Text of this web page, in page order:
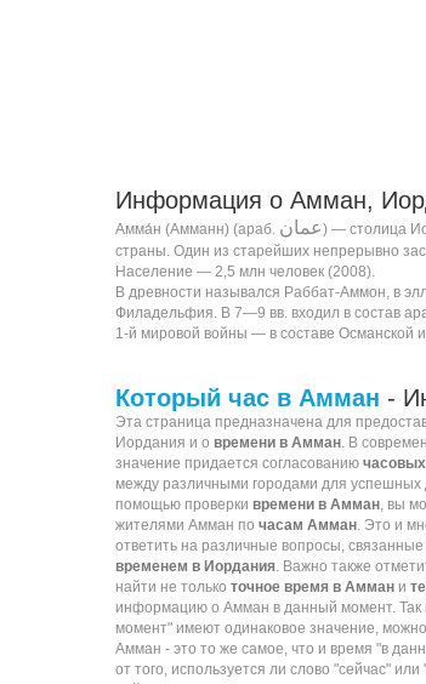
Информация о Амман,
Амма́н (Амманн) (араб. عمان‎‎) — столица
страны. Один из старейших непрерывно
Население — 2,5 млн человек (2008).
В древности назывался Раббат-Аммон, в
Филадельфия. В 7—9 вв. входил в состав
1-й мировой войны — в составе Османской
Который час в Амман -
Эта страница предназначена для
Иордания и о времени в Амман. В
значение придается согласованию
между различными городами для
помощью проверки времени в Амман, вы
жителями Амман по часам Амман. Это и
ответить на различные вопросы, связанные
временем в Иордания. Важно также
найти не только точное время в Амман и
информацию о Амман в данный момент. Так
момент" имеют одинаковое значение,
Амман - это то же самое, что и время "в
от того, используется ли слово "сейчас"